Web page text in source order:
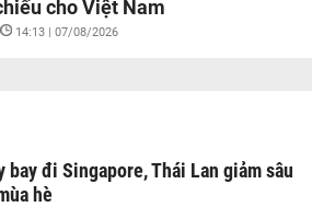
cho Việt Nam
14:13 | 07/08/2026
bay đi Singapore, Thái Lan giảm sâu
hè